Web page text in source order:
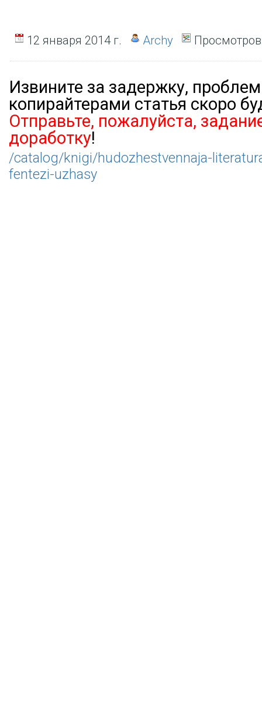
12 января 2014 г. Archy
Извините за задержку,
копирайтерами статья скоро
Отправьте, пожалуйста,
доработку!
/catalog/knigi/hudozhestvennaja-
fentezi-uzhasy